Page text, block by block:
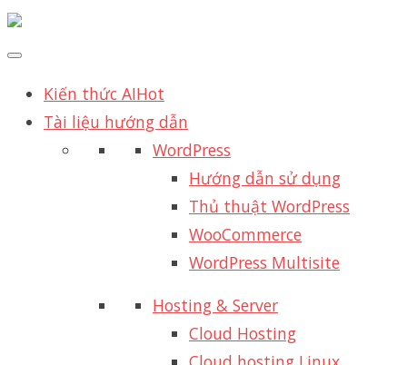
Kiến thức AIHot
Tài liệu hướng dẫn
WordPress
Hướng dẫn sử dụng
Thủ thuật WordPress
WooCommerce
WordPress Multisite
Hosting & Server
Cloud Hosting